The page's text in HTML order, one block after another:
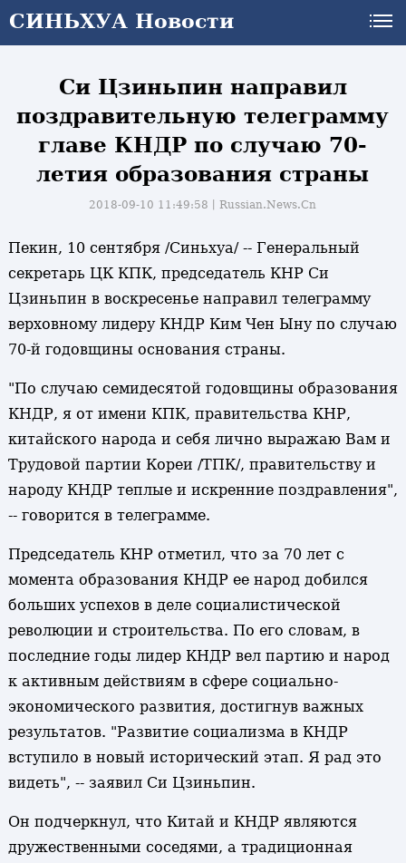
СИНЬХУА Новости
Си Цзиньпин направил
поздравительную телеграмму
главе КНДР по случаю 70-
летия образования страны
2018-09-10 11:49:58丨Russian.News.Cn
Пекин, 10 сентября /Синьхуа/ -- Генеральный
секретарь ЦК КПК, председатель КНР Си
Цзиньпин в воскресенье направил телеграмму
верховному лидеру КНДР Ким Чен Ыну по случаю
70-й годовщины основания страны.
"По случаю семидесятой годовщины образования
КНДР, я от имени КПК, правительства КНР,
китайского народа и себя лично выражаю Вам и
Трудовой партии Кореи /ТПК/, правительству и
народу КНДР теплые и искренние поздравления",
-- говорится в телеграмме.
Председатель КНР отметил, что за 70 лет с
момента образования КНДР ее народ добился
больших успехов в деле социалистической
революции и строительства. По его словам, в
последние годы лидер КНДР вел партию и народ
к активным действиям в сфере социально-
экономического развития, достигнув важных
результатов. "Развитие социализма в КНДР
вступило в новый исторический этап. Я рад это
видеть", -- заявил Си Цзиньпин.
Он подчеркнул, что Китай и КНДР являются
дружественными соседями, а традиционная